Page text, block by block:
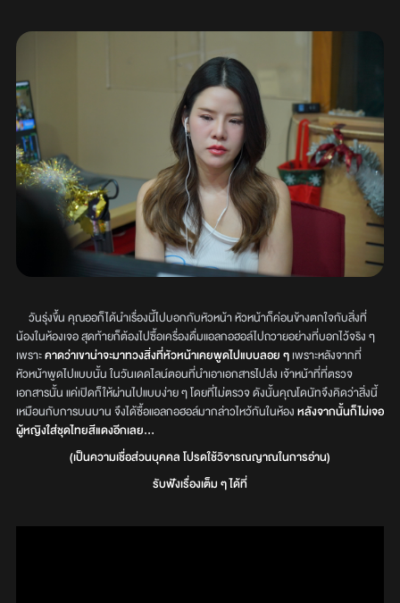
วันรุ่งขึ้น คุณออก็ได้นำเรื่องนี้ไปบอกกับหัวหน้า หัวหน้าก็ค่อนข้างตกใจกับสิ่งที่
น้องในห้องเจอ สุดท้ายก็ต้องไปซื้อเครื่องดื่มแอลกอฮอล์ไปถวายอย่างที่บอกไว้จริง ๆ
เพราะคาดว่าเขาน่าจะมาทวงสิ่งที่หัวหน้าเคยพูดไปแบบลอย ๆเพราะหลังจากที่
หัวหน้าพูดไปแบบนั้น ในวันเดดไลน์ตอนที่นำเอาเอกสารไปส่ง เจ้าหน้าที่ที่ตรวจ
เอกสารนั้น แค่เปิดก็ให้ผ่านไปแบบง่าย ๆ โดยที่ไม่ตรวจ ดังนั้นคุณโดนัทจึงคิดว่าสิ่งนี้
เหมือนกับการบนบาน จึงได้ซื้อแอลกอฮอล์มากล่าวไหว้กันในห้องหลังจากนั้นก็ไม่เจอ
ผู้หญิงใส่ชุดไทยสีแดงอีกเลย...
(เป็นความเชื่อส่วนบุคคล โปรดใช้วิจารณญาณในการอ่าน)
รับฟังเรื่องเต็ม ๆ ได้ที่